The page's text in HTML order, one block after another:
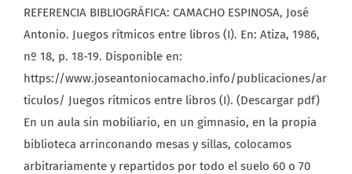
REFERENCIA BIBLIOGRÁFICA: CAMACHO ESPINOSA, José
Antonio. Juegos rítmicos entre libros (I). En: Atiza, 1986,
nº 18, p. 18-19. Disponible en:
https://www.joseantoniocamacho.info/publicaciones/ar
ticulos/ Juegos rítmicos entre libros (I). (Descargar pdf)
En un aula sin mobiliario, en un gimnasio, en la propia
biblioteca arrinconando mesas y sillas, colocamos
arbitrariamente y repartidos por todo el suelo 60 o 70